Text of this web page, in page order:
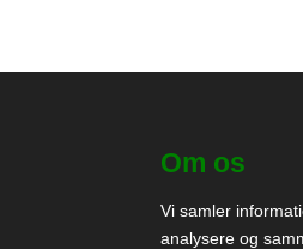
Om os
Vi samler
analysere og